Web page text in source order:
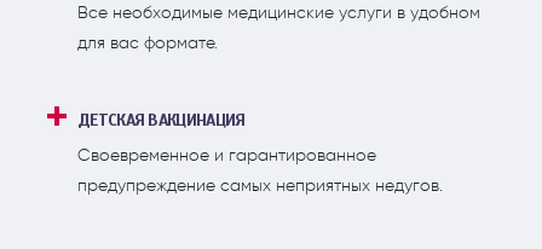
Все необходимые медицинские услуги в удобном
для вас формате.
ДЕТСКАЯ ВАКЦИНАЦИЯ
Своевременное и гарантированное
предупреждение самых неприятных недугов.